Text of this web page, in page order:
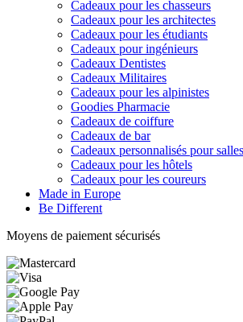
Cadeaux pour les chasseurs
Cadeaux pour les architectes
Cadeaux pour les étudiants
Cadeaux pour ingénieurs
Cadeaux Dentistes
Cadeaux Militaires
Cadeaux pour les alpinistes
Goodies Pharmacie
Cadeaux de coiffure
Cadeaux de bar
Cadeaux personnalisés pour
Cadeaux pour les hôtels
Cadeaux pour les coureurs
Made in Europe
Be Different
Moyens de paiement sécurisés